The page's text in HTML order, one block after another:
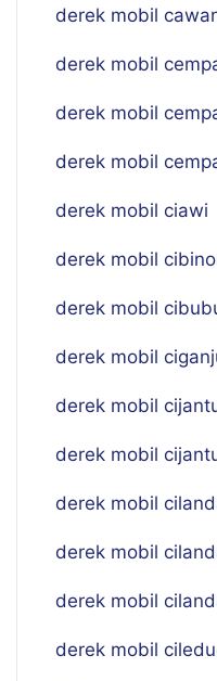
derek mobil
derek mobil
derek mobil
derek mobil
derek mobil ciawi
derek mobil
derek mobil
derek mobil
derek mobil
derek mobil
derek mobil
derek mobil
derek mobil
derek mobil